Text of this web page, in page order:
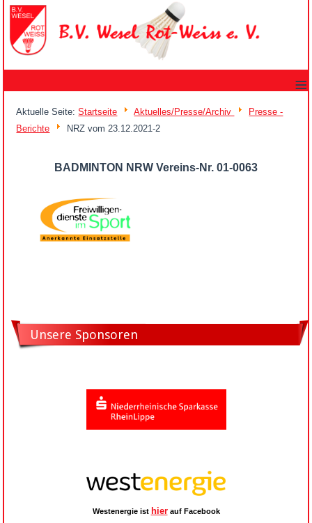
≡
Aktuelle Seite:Startseite Aktuelles/Presse/Archiv
Presse -
Berichte
NRZ vom 23.12.2021-2
BADMINTON NRW Vereins-Nr. 01-0063
Unsere Sponsoren
Westenergie ist hierauf Facebook